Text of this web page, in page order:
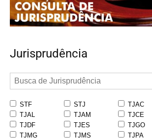
Jurisprudência
STF STJ
TJAC
TJAL
TJAM
TJCE
TJDF
TJES
TJGO
TJMG
TJMS
TJPA